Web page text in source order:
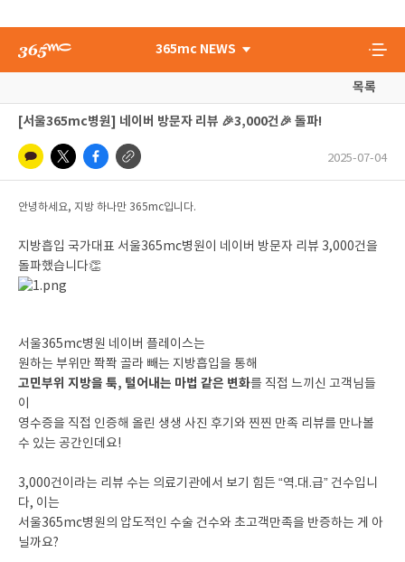
365mc NEWS
목록
[서울365mc병원] 네이버 방문자 리뷰 🎉3,000건🎉 돌파!
2025-07-04
안녕하세요, 지방 하나만 365mc입니다.
지방흡입 국가대표 서울365mc병원이 네이버 방문자 리뷰 3,000건을
돌파했습니다👏
서울365mc병원 네이버 플레이스는
원하는 부위만 쫙쫙 골라 빼는 지방흡입을 통해
고민부위 지방을 툭, 털어내는 마법 같은 변화를 직접 느끼신 고객님들
이
영수증을 직접 인증해 올린 생생 사진 후기와 찐찐 만족 리뷰를 만나볼
수 있는 공간인데요!
3,000건이라는 리뷰 수는 의료기관에서 보기 힘든 “역.대.급” 건수입니
다, 이는
서울365mc병원의 압도적인 수술 건수와 초고객만족을 반증하는 게 아
닐까요?